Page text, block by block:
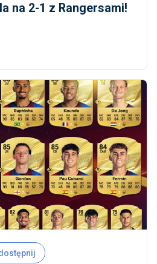
na 2-1 z Rangersami!